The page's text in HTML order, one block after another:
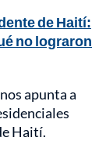
de Haití:
no lograron
apunta a
Haití.